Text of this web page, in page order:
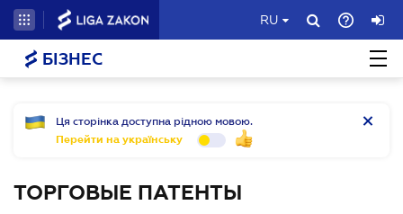
RU
БІЗНЕС
Ця сторінка доступна рідною мовою.
Перейти на українську
ТОРГОВЫЕ ПАТЕНТЫ